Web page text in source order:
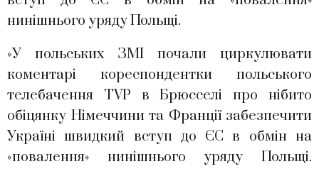
нинішнього уряду Польщі.
«У польських ЗМІ почали циркулювати
коментарі кореспондентки польського
телебачення ТVP в Брюсселі про нібито
обіцянку Німеччини та Франції забезпечити
Україні швидкий вступ до ЄС в обмін на
«повалення» нинішнього уряду Польщі.